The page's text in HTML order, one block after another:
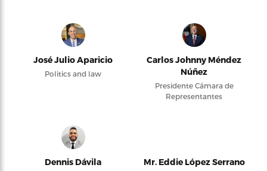
José Julio Aparicio
Politics and law
Carlos Johnny Méndez
Núñez
Presidente Cámara de
Representantes
Dennis Dávila Mr. Eddie López Serrano